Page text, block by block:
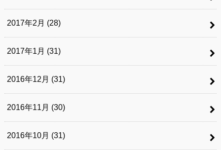
2017年2月 (28)
2017年1月 (31)
2016年12月 (31)
2016年11月 (30)
2016年10月 (31)